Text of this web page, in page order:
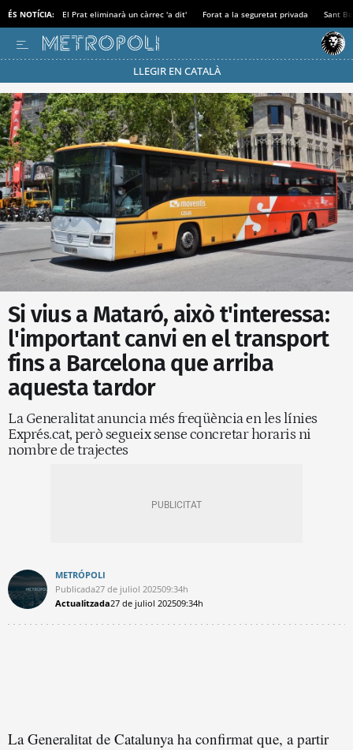
ÉS NOTÍCIA: El Prat eliminarà un càrrec 'a dit' Forat a la seguretat privada Sant
LLEGIR EN CATALÀ
Passa’t al mode estalvi
Si vius a Mataró, això t'interessa:
l'important canvi en el transport
fins a Barcelona que arriba
aquesta tardor
La Generalitat anuncia més freqüència en les línies
Exprés.cat, però segueix sense concretar horaris ni
nombre de trajectes
METRÓPOLI
Publicada27 de juliol 202509:34h
Actualitzada27 de juliol 202509:34h
La Generalitat de Catalunya ha confirmat que, a partir